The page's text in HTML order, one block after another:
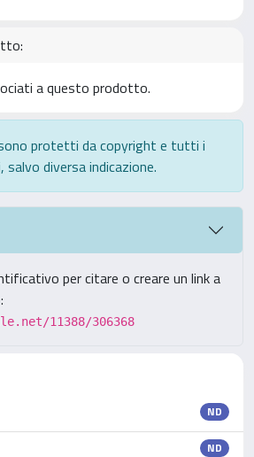
a questo prodotto.
protetti da copyright e tutti i
diversa indicazione.
per citare o creare un link a
11388/306368
ND
ND